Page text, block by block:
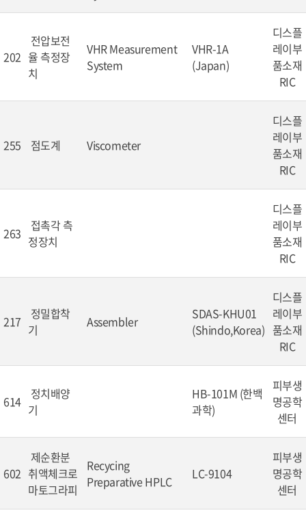
202
전압보전
율 측정장
치
VHR Measurement
System
VHR-1A
(Japan)
디스플
레이부
품소재
RIC
255 점도계 Viscometer
디스플
레이부
품소재
RIC
263
접촉각 측
정장치
디스플
레이부
품소재
RIC
217
정밀합착
기
Assembler
SDAS-KHU01
(Shindo,Korea)
디스플
레이부
품소재
RIC
614
정치배양
기
HB-101M (한백
과학)
피부생
명공학
센터
602
제순환분
취액체크로
마토그라피
Recycing
Preparative HPLC
LC-9104
피부생
명공학
센터